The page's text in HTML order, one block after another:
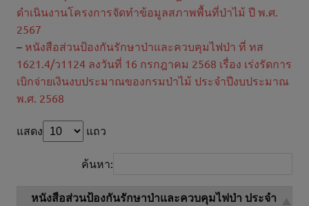
ดำเนินงานโครงการจัดทำข้อมูลสภาพพื้นที่ป่าไม้ ปี พ.ศ.
2567
– หนังสือส่วนป้องกันรักษาป่าและควบคุมไฟป่า ที่ ทส
1621.4/ว1124 ลงวันที่ 16 กรกฎาคม 2568 เรื่อง เร่งรัดการ
เบิกจ่ายเงินงบประมาณของกรมป่าไม้ ประจำปีงบประมาณ
พ.ศ. 2568
แสดง แถว
ค้นหา:
หนังสือส่วนป้องกันรักษาป่าและควบคุมไฟป่า ประจำ